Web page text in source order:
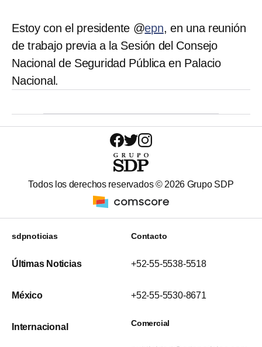
Estoy con el presidente @epn, en una reunión
de trabajo previa a la Sesión del Consejo
Nacional de Seguridad Pública en Palacio
Nacional.
Todos los derechos reservados © 2026 Grupo SDP
sdpnoticias
Últimas Noticias
México
Internacional
Contacto
+52-55-5538-5518
+52-55-5530-8671
Comercial